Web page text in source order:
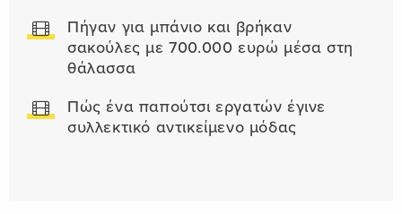
Πήγαν για μπάνιο και βρήκαν
σακούλες με 700.000 ευρώ μέσα στη
θάλασσα
Πώς ένα παπούτσι εργατών έγινε
συλλεκτικό αντικείμενο μόδας